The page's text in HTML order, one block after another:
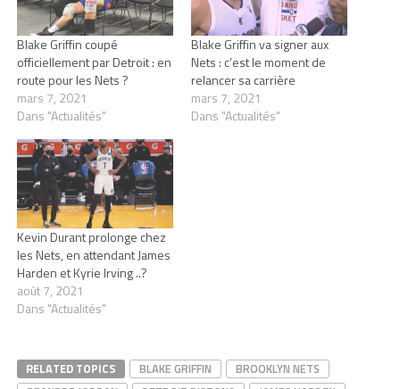
Blake Griffin coupé
officiellement par Detroit : en
route pour les Nets ?
mars 7, 2021
Dans "Actualités"
Blake Griffin va signer aux
Nets : c’est le moment de
relancer sa carrière
mars 7, 2021
Dans "Actualités"
Kevin Durant prolonge chez
les Nets, en attendant James
Harden et Kyrie Irving ..?
août 7, 2021
Dans "Actualités"
RELATED TOPICS BLAKE GRIFFIN
BROOKLYN NETS